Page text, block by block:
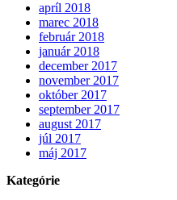
apríl 2018
marec 2018
február 2018
január 2018
december 2017
november 2017
október 2017
september 2017
august 2017
júl 2017
máj 2017
Kategórie